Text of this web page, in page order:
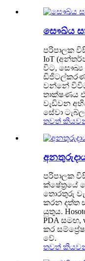
සෞඛ්ය
පරිපාලක
IoT
විට, සෞඛ්‍ය
වන්නේ
තාක්ෂණය
වැඩිවන
සේවා
තවත්
පරිපාලක
ක්ෂේත්‍රයේ
තොරතුරු
කරන දත්ත
යුතුය.
PDA
කර
වේ.
තවත්